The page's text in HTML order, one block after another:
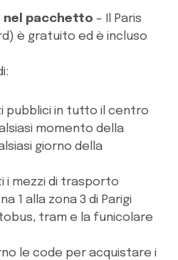
nel pacchetto – Il Paris
è gratuito ed è incluso
pubblici in tutto il centro
momento della
giorno della
i mezzi di trasporto
1 alla zona 3 di Parigi
tram e la funicolare
le code per acquistare i